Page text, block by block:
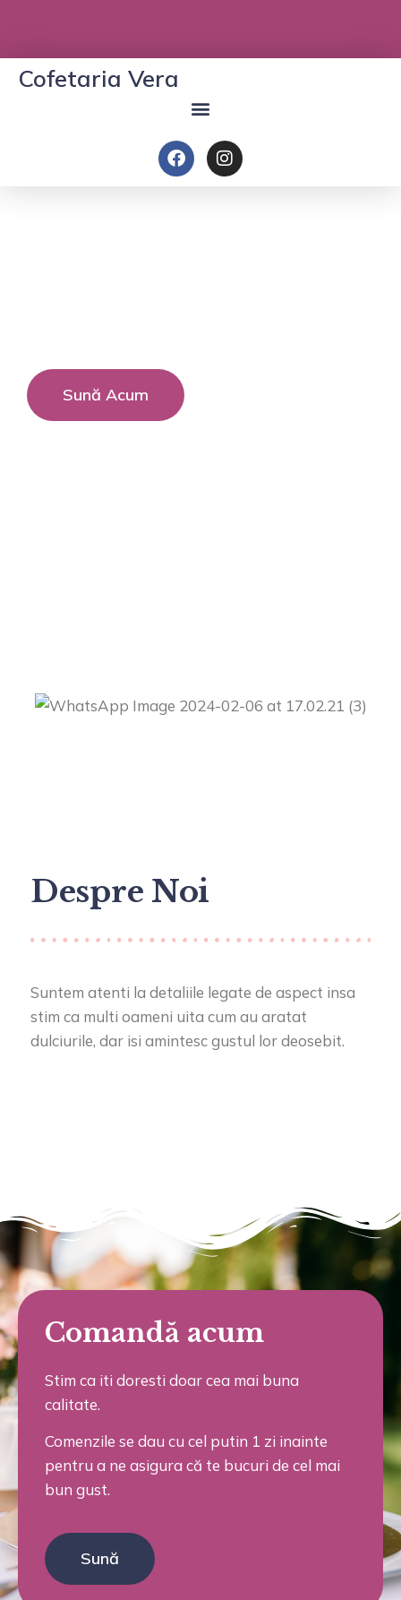
Cofetaria Vera
Sună Acum
Despre Noi
Suntem atenti la detaliile legate de aspect insa
stim ca multi oameni uita cum au aratat
dulciurile, dar isi amintesc gustul lor deosebit.
Comandă acum
Stim ca iti doresti doar cea mai buna
calitate.
Comenzile se dau cu cel putin 1 zi inainte
pentru a ne asigura că te bucuri de cel mai
bun gust.
Sună